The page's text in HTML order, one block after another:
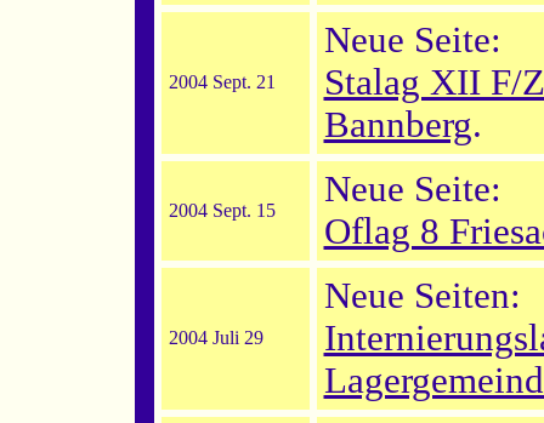
2004 Sept. 21
Neue Seite:
Stalag XII F/
Bannberg.
2004 Sept. 15
Neue Seite:
Oflag 8
2004 Juli 29
Neue Seiten: